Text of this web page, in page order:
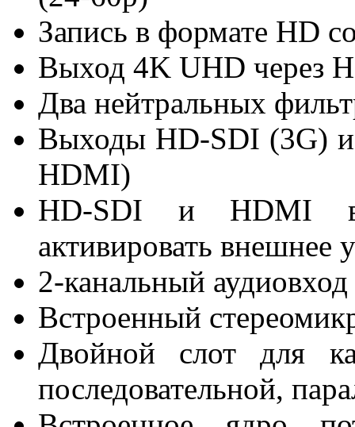
Запись в формате HD
Выход 4K UHD через
Два нейтральных
Выходы HD-SDI (3G)
HDMI)
HD-SDI и HDMI
активировать внешнее
2-канальный
Встроенный
Двойной слот для
последовательной,